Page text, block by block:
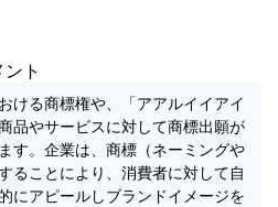
ト
ける商標権や、「アアルイイアイ
品やサービスに対して商標出願が
す。企業は、商標（ネーミングや
ることにより、消費者に対して自
にアピールしブランドイメージを